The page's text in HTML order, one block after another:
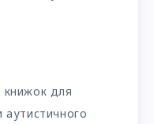
книжок для
аутистичного